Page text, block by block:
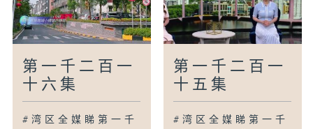
第一千二百一
十六集
#湾区全媒睇第一千
第一千二百一
十五集
#湾区全媒睇第一千